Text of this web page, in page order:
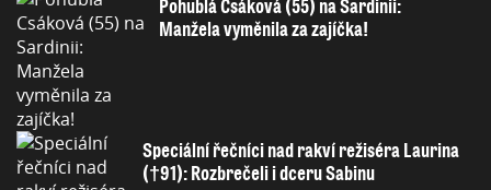
Pohublá Csáková (55) na Sardinii:
Manžela vyměnila za zajíčka!
Speciální řečníci nad rakví režiséra Laurina
(†91): Rozbrečeli i dceru Sabinu